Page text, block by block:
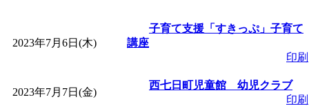
付期間：2026/08/10～
「赤ちゃん子育て講
付期間：2026/08/10～
2023年7月6日(木)
子育て支援「すきっぷ」子育て
講座
印刷
2023年7月7日(金)
西七日町児童館 幼児クラブ
印刷